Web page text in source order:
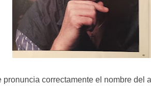
pronuncia correctamente el nombre del